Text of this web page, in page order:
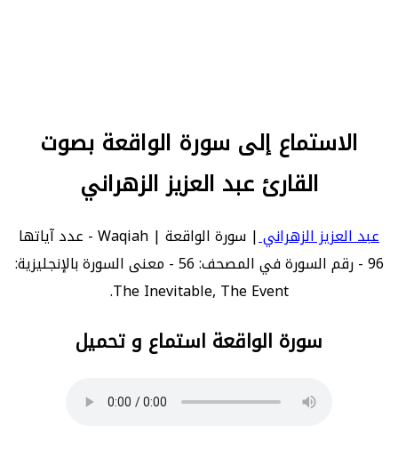
الاستماع إلى سورة الواقعة بصوت
القارئ عبد العزيز الزهراني
عبد العزيز الزهراني
| سورة الواقعة | Waqiah - عدد آياتها
96 - رقم السورة في المصحف: 56 - معنى السورة بالإنجليزية:
The Inevitable, The Event.
سورة الواقعة استماع و تحميل